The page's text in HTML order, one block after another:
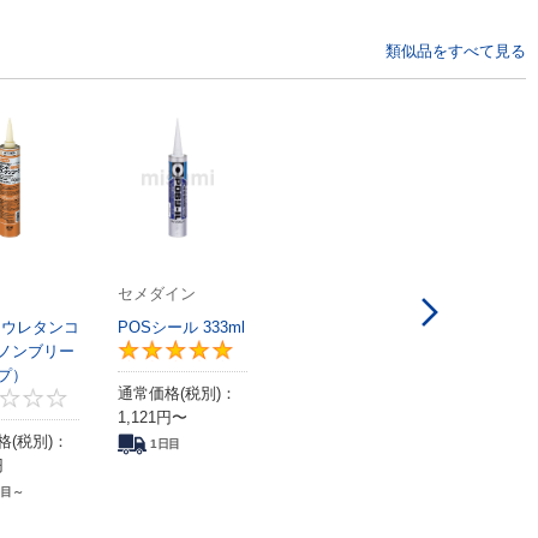
類似品をすべて見る
4.6
レタンコ
ンブリー
）
0
(税別)：
～
セメダイン
POSシール 333ml
通常価格(税別)：
1,121 円〜
1日目